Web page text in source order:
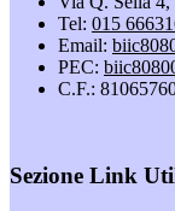
Tel: 015
Email:
PEC:
C.F.:
Sezione Link